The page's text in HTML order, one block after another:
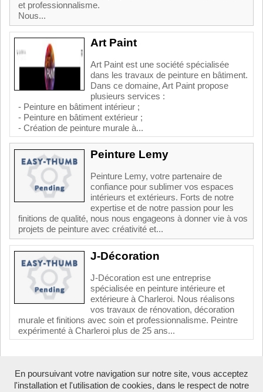
et professionnalisme.
Nous...
Art Paint
Art Paint est une société spécialisée
dans les travaux de peinture en bâtiment.
Dans ce domaine, Art Paint propose
plusieurs services :
- Peinture en bâtiment intérieur ;
- Peinture en bâtiment extérieur ;
- Création de peinture murale à...
Peinture Lemy
Peinture Lemy, votre partenaire de
confiance pour sublimer vos espaces
intérieurs et extérieurs. Forts de notre
expertise et de notre passion pour les
finitions de qualité, nous nous engageons à donner vie à vos
projets de peinture avec créativité et...
J-Décoration
J-Décoration est une entreprise
spécialisée en peinture intérieure et
extérieure à Charleroi. Nous réalisons
vos travaux de rénovation, décoration
murale et finitions avec soin et professionnalisme. Peintre
expérimenté à Charleroi plus de 25 ans...
Boosté par Arfooo 2.02 - © 2007 - 2026 - Contact-
Tous droits réservés -Annuaire professionnel Belgique-Mentions
En poursuivant votre navigation sur notre site, vous acceptez
l'installation et l'utilisation de cookies, dans le respect de notre